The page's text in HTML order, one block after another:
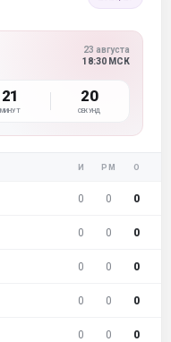
23 августа
18:30 МСК
21
МИНУТ
20
СЕКУНД
И РМ О
0 0 0
0 0 0
0 0 0
0 0 0
0 0 0